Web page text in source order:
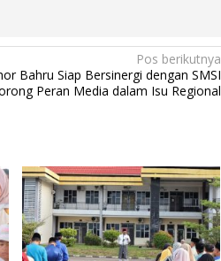
Pos berikutnya
Bahru Siap Bersinergi dengan SMSI
Peran Media dalam Isu Regional